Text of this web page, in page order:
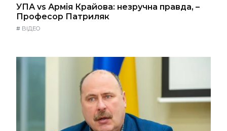
УПА vs Армія Крайова: незручна правда, –
Професор Патриляк
# ВІДЕО